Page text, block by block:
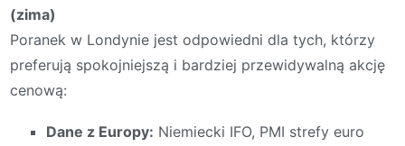
(zima)
Poranek w Londynie jest odpowiedni dla tych, którzy
preferują spokojniejszą i bardziej przewidywalną akcję
cenową:
Dane z Europy: Niemiecki IFO, PMI strefy euro